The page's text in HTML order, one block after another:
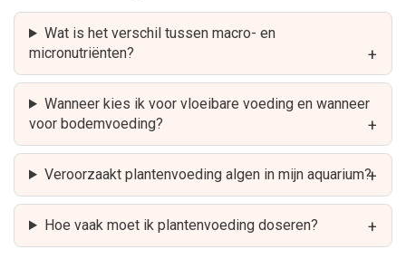
Wat is het verschil tussen macro- en
micronutriënten?
Wanneer kies ik voor vloeibare voeding en wanneer
voor bodemvoeding?
Veroorzaakt plantenvoeding algen in mijn aquarium?
Hoe vaak moet ik plantenvoeding doseren?